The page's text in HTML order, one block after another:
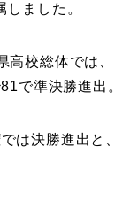
ました。
校総体では、
で準決勝進出。
は決勝進出と、